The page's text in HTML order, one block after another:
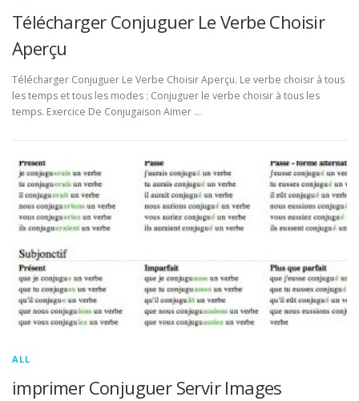
Télécharger Conjuguer Le Verbe Choisir
Aperçu
Télécharger Conjuguer Le Verbe Choisir Aperçu. Le verbe choisir à tous
les temps et tous les modes : Conjuguer le verbe choisir à tous les
temps. Exercice De Conjugaison Aimer …
ALL
imprimer Conjuguer Servir Images